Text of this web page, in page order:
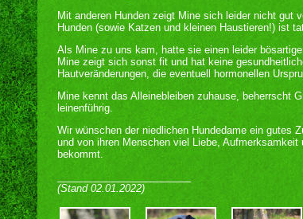
Mit anderen Hunden zeigt Mine sich leider nicht gut
Hunden (sowie Katzen und kleinen Haustieren!) ist
Als Mine zu uns kam, hatte sie einen leider
Mine zeigt sich sonst fit und hat keine
Hautveränderungen, die eventuell hormonellen
Mine kennt das Alleinebleiben zuhause, beherrscht
leinenführig.
Wir wünschen der niedlichen Hundedame ein gutes
und von ihren Menschen viel Liebe,
bekommt.
________________________
(Stand 02.01.2022)